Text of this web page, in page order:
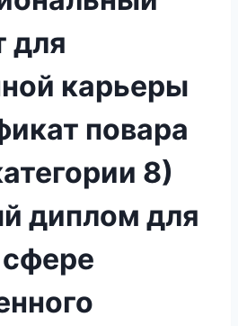
для
карьеры
повара
8)
диплом для